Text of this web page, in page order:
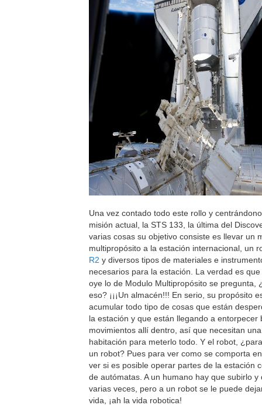
Una vez contado todo este rollo y
misión actual, la STS 133, la última del
varias cosas su objetivo consiste es llevar un
multipropósito a la estación internacional, un
R2 y diversos tipos de materiales e
necesarios para la estación. La verdad es
oye lo de Modulo Multipropósito se pregunta,
eso? ¡¡¡Un almacén!!! En serio, su propósito
acumular todo tipo de cosas que están
la estación y que están llegando a entorpecer
movimientos allí dentro, así que necesitan
habitación para meterlo todo. Y el robot,
un robot? Pues para ver como se comporta
ver si es posible operar partes de la estación
de autómatas. A un humano hay que subirlo y
varias veces, pero a un robot se le puede
vida, ¡ah la vida robotica!